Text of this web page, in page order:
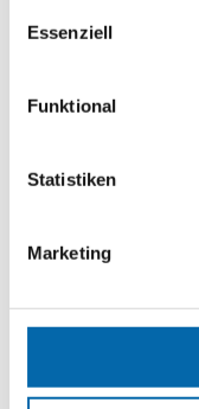
Essenziell
Funktional
Statistiken
Marketing